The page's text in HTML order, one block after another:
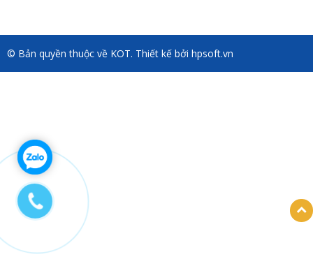
© Bản quyền thuộc về KOT. Thiết kế bởi hpsoft.vn